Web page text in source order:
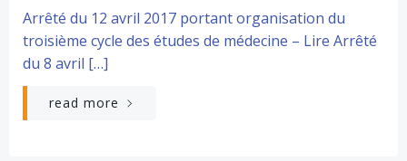
Arrêté du 12 avril 2017 portant organisation du
troisième cycle des études de médecine – Lire Arrêté
du 8 avril […]
read more